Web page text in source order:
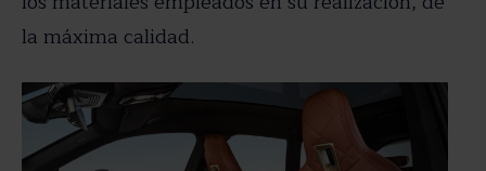
la máxima calidad.